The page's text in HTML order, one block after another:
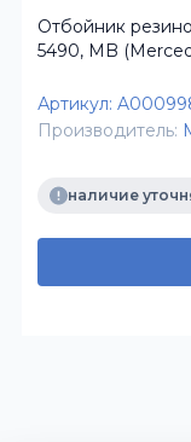
Отбойник
5490, MB
Артикул:
Производитель:
наличие